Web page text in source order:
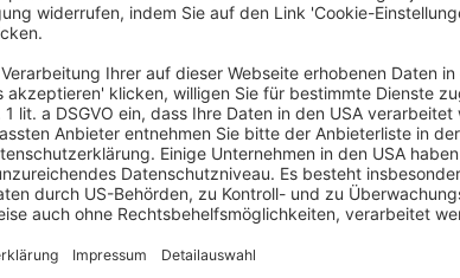
(CMO) der LMU und Adjunct Research
(Rumänien).